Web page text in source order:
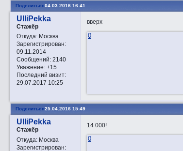
Поделиться04.03.2016 16:41
UlliPekka
Стажёр
Откуда:Москва
Зарегистрирован:
09.11.2014
Сообщений:2140
Уважение: +15
Последний визит:
29.07.2017 10:25
вверх
0
Поделиться25.04.2016 15:49
UlliPekka
Стажёр
Откуда:Москва
Зарегистрирован:
14 000!
0